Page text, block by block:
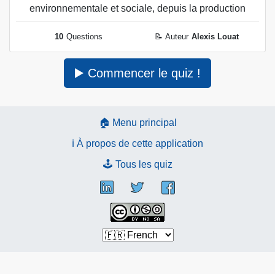
environnementale et sociale, depuis la production
jusqu'à sa mise au rebut.
10 Questions 📝 Auteur Alexis Louat
▶️ Commencer le quiz !
🏠 Menu principal
ℹ️ À propos de cette application
🕹 Tous les quiz